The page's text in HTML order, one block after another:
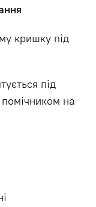
кришку під
під
на